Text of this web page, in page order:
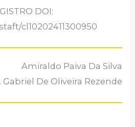
DOI:
cl10202411300950
Amiraldo Paiva Da Silva
Gabriel De Oliveira Rezende